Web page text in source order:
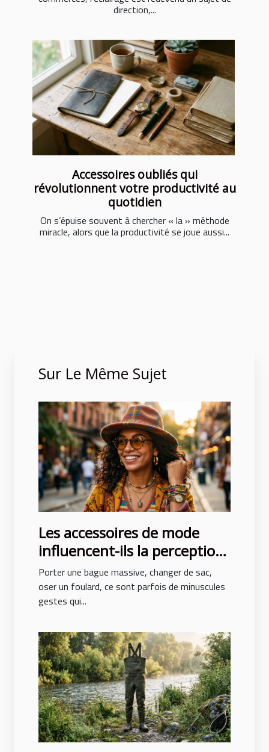
direction,...
Accessoires oubliés qui
révolutionnent votre productivité au
quotidien
On s’épuise souvent à chercher « la » méthode
miracle, alors que la productivité se joue aussi...
Sur Le Même Sujet
Les accessoires de mode
influencent-ils la perception
de soi ?
Porter une bague massive, changer de sac,
oser un foulard, ce sont parfois de minuscules
gestes qui...